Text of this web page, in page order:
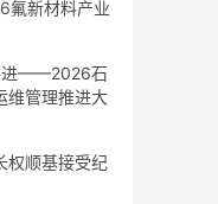
氟新材料产业
进——2026石
维管理推进大
权顺基接受纪